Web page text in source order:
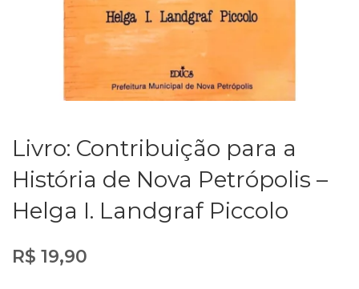
Livro: Contribuição para a
História de Nova Petrópolis –
Helga I. Landgraf Piccolo
R$ 19,90